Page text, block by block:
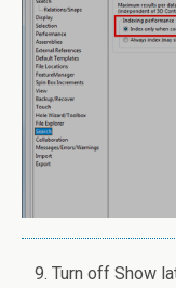
Turn off Show